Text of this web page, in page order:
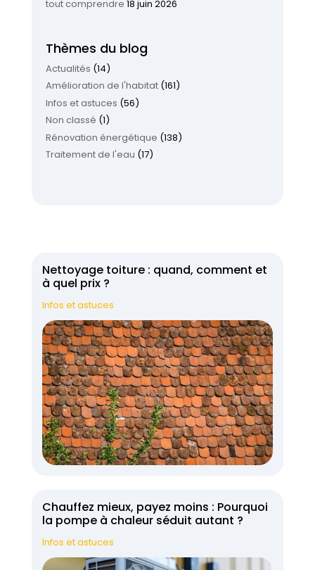
tout comprendre 18 juin 2026
Thèmes du blog
Actualités (14)
Amélioration de l'habitat(161)
Infos et astuces (56)
Non classé (1)
Rénovation énergétique (138)
Traitement de l'eau (17)
Nettoyage toiture : quand, comment et
à quel prix ?
Infos et astuces
Chauffez mieux, payez moins : Pourquoi
la pompe à chaleur séduit autant ?
Infos et astuces